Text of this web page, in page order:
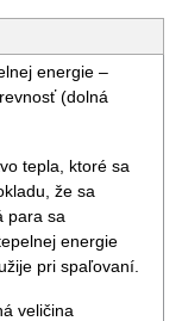
energie –
(dolná
tepla, ktoré sa
že sa
para sa
energie
pri spaľovaní.
veličina